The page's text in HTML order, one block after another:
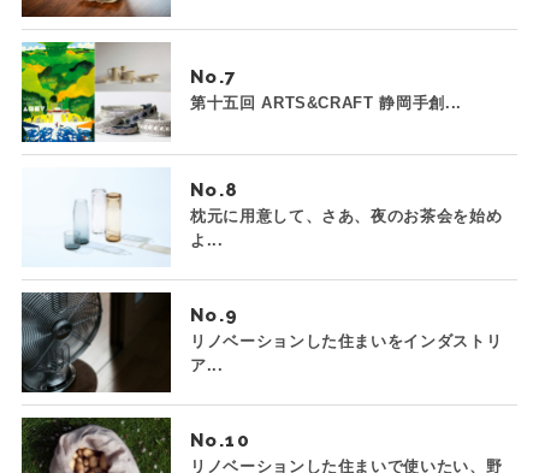
No.
第十五回 ARTS&CRAFT 静岡手創...
No.
枕元に用意して、さあ、夜のお茶会を始め
よ...
No.
リノベーションした住まいをインダストリ
ア...
No.
リノベーションした住まいで使いたい、野